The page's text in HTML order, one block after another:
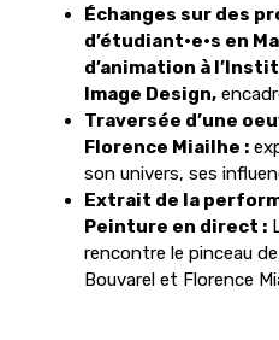
Échanges sur des
d’étudiant·e·s en
d’animation à
Image Design,
Traversée d’une
Florence Miailhe :
son univers, ses
Extrait de la
Peinture en direct :
rencontre le pinceau
Bouvarel et Florence